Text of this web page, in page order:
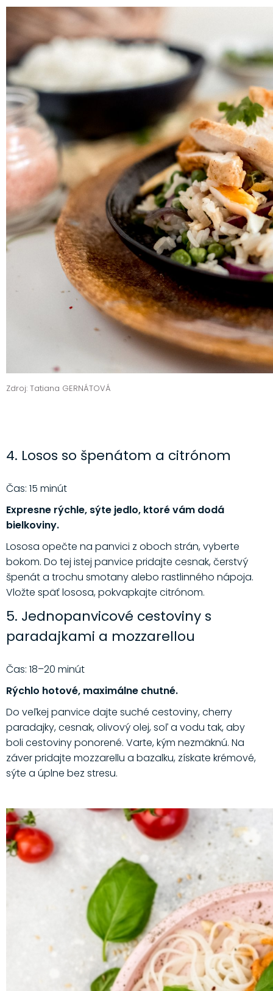
Zdroj: Tatiana GERNÁTOVÁ
4. Losos so špenátom a citrónom
Čas: 15 minút
Expresne rýchle, sýte jedlo, ktoré vám dodá
bielkoviny.
Lososa opečte na panvici z oboch strán, vyberte
bokom. Do tej istej panvice pridajte cesnak, čerstvý
špenát a trochu smotany alebo rastlinného nápoja.
Vložte späť lososa, pokvapkajte citrónom.
5. Jednopanvicové cestoviny s
paradajkami a mozzarellou
Čas: 18–20 minút
Rýchlo hotové, maximálne chutné.
Do veľkej panvice dajte suché cestoviny, cherry
paradajky, cesnak, olivový olej, soľ a vodu tak, aby
boli cestoviny ponorené. Varte, kým nezmäknú. Na
záver pridajte mozzarellu a bazalku, získate krémové,
sýte a úplne bez stresu.